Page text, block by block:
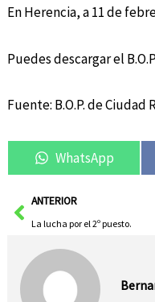
En Herencia, a 11 de
Puedes descargar el
Fuente: B.O.P. de Ciudad
WhatsApp
AntANTERIOR
La lucha por el 2º puesto.